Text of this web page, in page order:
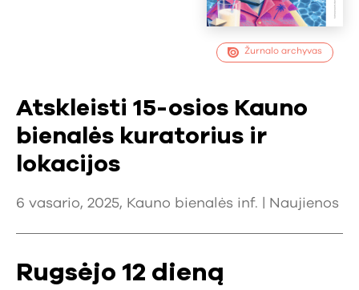
Žurnalo archyvas
Atskleisti 15-osios Kauno
bienalės kuratorius ir
lokacijos
6 vasario, 2025, Kauno bienalės inf. | Naujienos
Rugsėjo 12 dieną